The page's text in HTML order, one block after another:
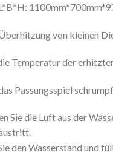
von kleinen
Temperatur der
Passungsspiel
Sie die Luft aus der
den Wasserstand und